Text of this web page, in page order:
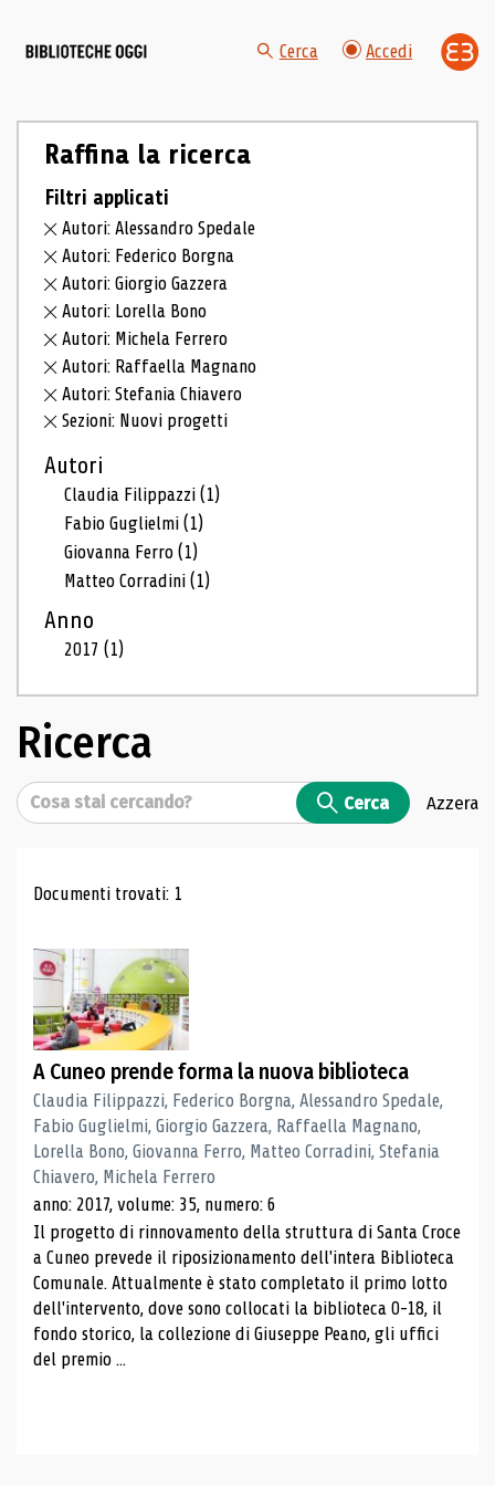
Cerca Accedi
Raffina la ricerca
Filtri applicati
Autori: Alessandro Spedale
Autori: Federico Borgna
Autori: Giorgio Gazzera
Autori: Lorella Bono
Autori: Michela Ferrero
Autori: Raffaella Magnano
Autori: Stefania Chiavero
Sezioni: Nuovi progetti
Autori
Claudia Filippazzi(1)
Fabio Guglielmi(1)
Giovanna Ferro(1)
Matteo Corradini(1)
Anno
2017(1)
Ricerca
Cerca Cerca Azzera
Risultati di ricerca
Documenti trovati: 1
A Cuneo prende forma la nuova biblioteca
Claudia Filippazzi, Federico Borgna, Alessandro Spedale,
Fabio Guglielmi, Giorgio Gazzera, Raffaella Magnano,
Lorella Bono, Giovanna Ferro, Matteo Corradini, Stefania
Chiavero, Michela Ferrero
anno: 2017, volume: 35, numero: 6
Il progetto di rinnovamento della struttura di Santa Croce
a Cuneo prevede il riposizionamento dell'intera Biblioteca
Comunale. Attualmente è stato completato il primo lotto
dell'intervento, dove sono collocati la biblioteca 0-18, il
fondo storico, la collezione di Giuseppe Peano, gli uffici
del premio ...